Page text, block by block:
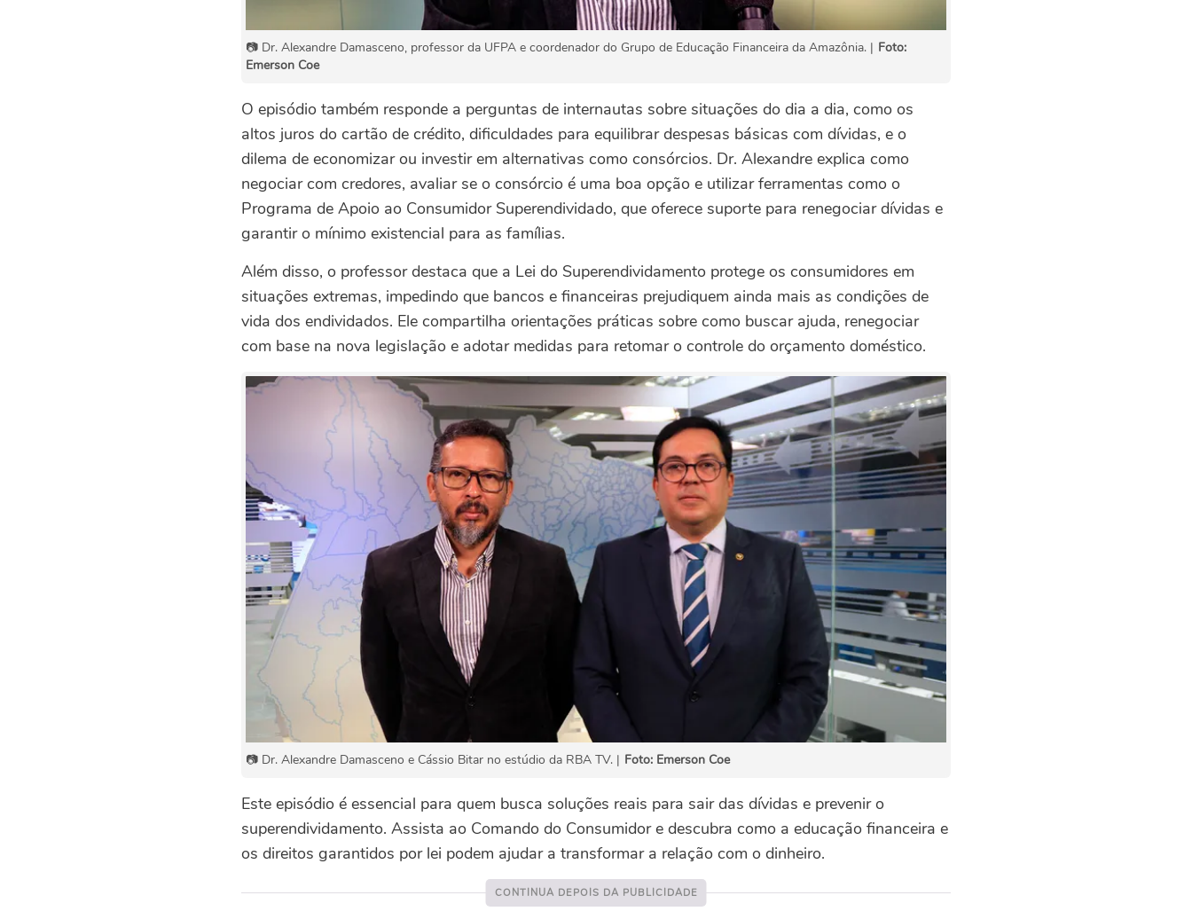
📷 Dr. Alexandre Damasceno, professor da UFPA e coordenador do Grupo de Educação Financeira da Amazônia. | Foto:
Emerson Coe
O episódio também responde a perguntas de internautas sobre situações do dia a dia, como os
altos juros do cartão de crédito, dificuldades para equilibrar despesas básicas com dívidas, e o
dilema de economizar ou investir em alternativas como consórcios. Dr. Alexandre explica como
negociar com credores, avaliar se o consórcio é uma boa opção e utilizar ferramentas como o
Programa de Apoio ao Consumidor Superendividado, que oferece suporte para renegociar dívidas e
garantir o mínimo existencial para as famílias.
Além disso, o professor destaca que a Lei do Superendividamento protege os consumidores em
situações extremas, impedindo que bancos e financeiras prejudiquem ainda mais as condições de
vida dos endividados. Ele compartilha orientações práticas sobre como buscar ajuda, renegociar
com base na nova legislação e adotar medidas para retomar o controle do orçamento doméstico.
📷 Dr. Alexandre Damasceno e Cássio Bitar no estúdio da RBA TV. | Foto: Emerson Coe
Este episódio é essencial para quem busca soluções reais para sair das dívidas e prevenir o
superendividamento. Assista ao Comando do Consumidor e descubra como a educação financeira e
os direitos garantidos por lei podem ajudar a transformar a relação com o dinheiro.